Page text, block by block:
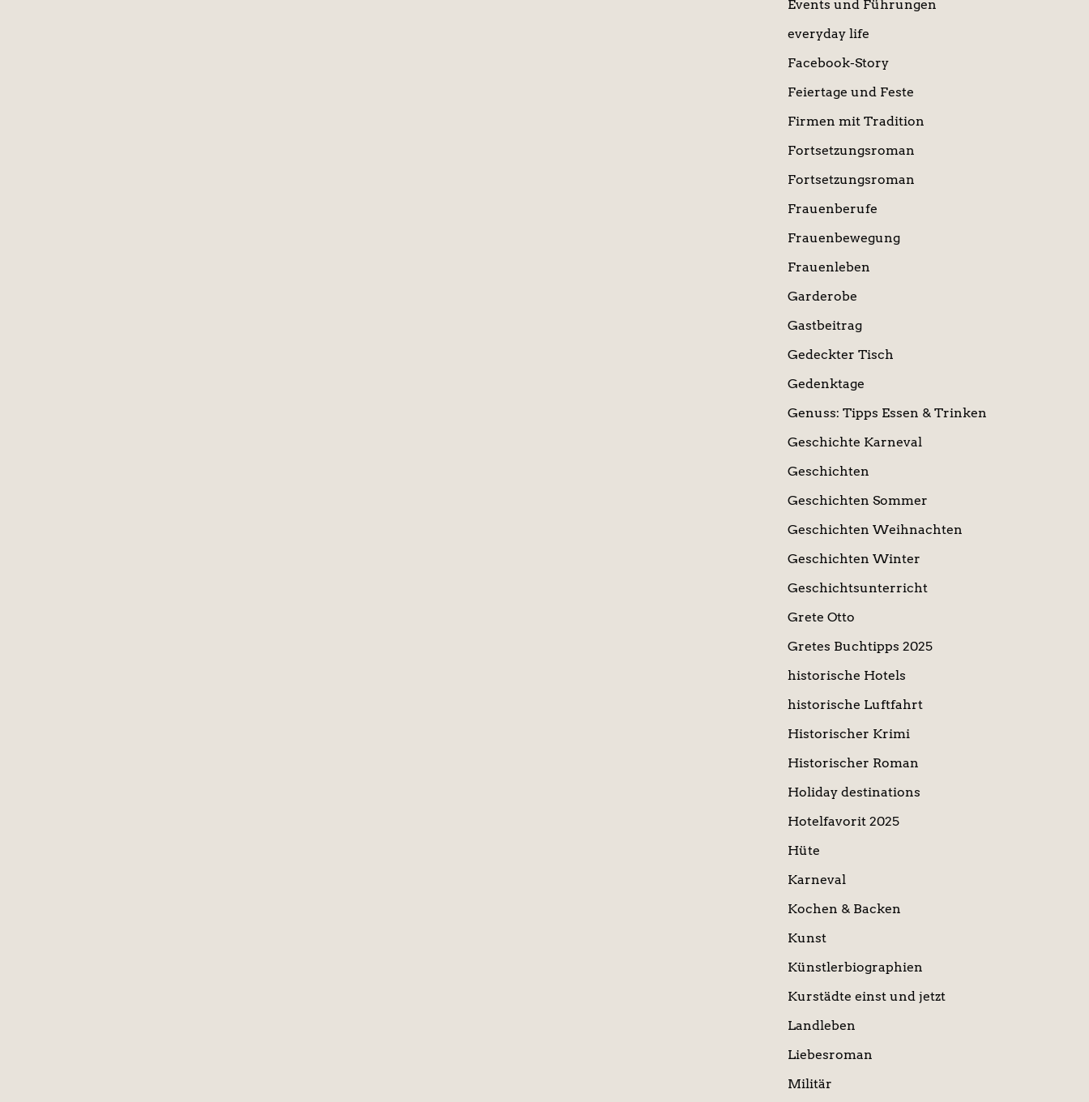
Events und Führungen
everyday life
Facebook-Story
Feiertage und Feste
Firmen mit Tradition
Fortsetzungsroman
Fortsetzungsroman
Frauenberufe
Frauenbewegung
Frauenleben
Garderobe
Gastbeitrag
Gedeckter Tisch
Gedenktage
Genuss: Tipps Essen & Trinken
Geschichte Karneval
Geschichten
Geschichten Sommer
Geschichten Weihnachten
Geschichten Winter
Geschichtsunterricht
Grete Otto
Gretes Buchtipps 2025
historische Hotels
historische Luftfahrt
Historischer Krimi
Historischer Roman
Holiday destinations
Hotelfavorit 2025
Hüte
Karneval
Kochen & Backen
Kunst
Künstlerbiographien
Kurstädte einst und jetzt
Landleben
Liebesroman
Militär